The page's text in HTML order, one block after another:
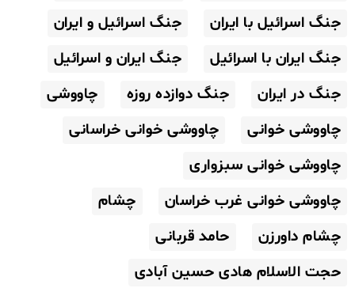
جنگ اسرائیل با ایران
جنگ اسرائیل و ایران
جنگ ایران با اسرائیل
جنگ ایران و اسرائیل
جنگ در ایران
جنگ دوازده روزه
چاووشی
چاووشی خوانی
چاووشی خوانی خراسانی
چاووشی خوانی سبزواری
چاووشی خوانی غرب خراسان
چشام
چشام داورزن
حامد قربانی
حجت الاسلام هادی حسین آبادی